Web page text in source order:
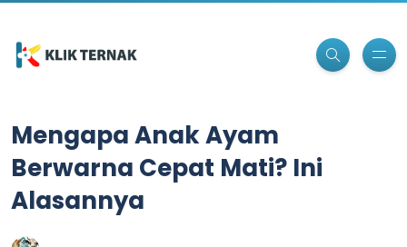
Mengapa Anak Ayam
Berwarna Cepat Mati? Ini
Alasannya